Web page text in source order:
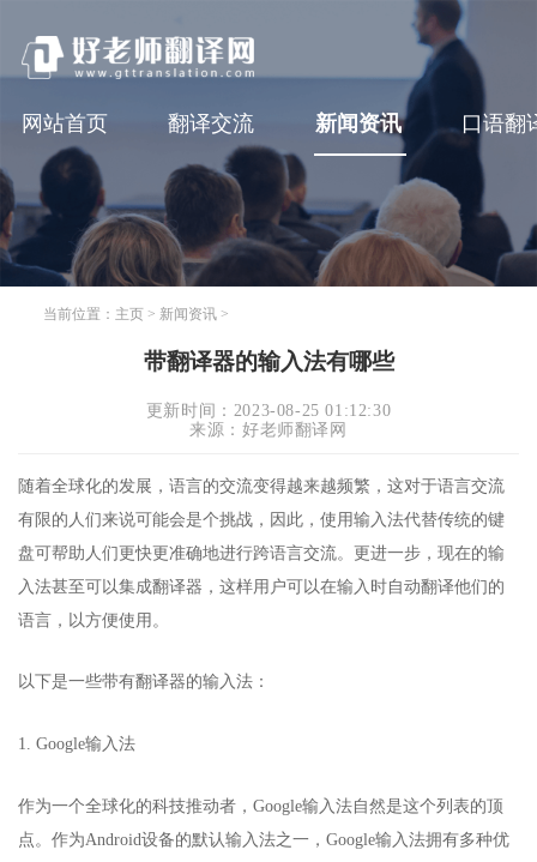
网站首页 翻译交流 新闻资讯 口语翻
当前位置： 主页> 新闻资讯>
带翻译器的输入法有哪些
更新时间：2023-08-25 01:12:30
来源：好老师翻译网
随着全球化的发展，语言的交流变得越来越频繁，这对于语言交流
有限的人们来说可能会是个挑战，因此，使用输入法代替传统的键
盘可帮助人们更快更准确地进行跨语言交流。更进一步，现在的输
入法甚至可以集成翻译器，这样用户可以在输入时自动翻译他们的
语言，以方便使用。
以下是一些带有翻译器的输入法：
1. Google输入法
作为一个全球化的科技推动者，Google输入法自然是这个列表的顶
点。作为Android设备的默认输入法之一，Google输入法拥有多种优